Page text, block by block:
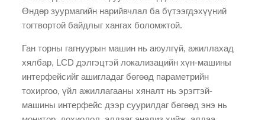
Өндөр зуурмагийн нарийвчлал ба бүтээгдэхүүний
тогтвортой байдлыг хангах боломжтой.
Ган торны гагнуурын машин нь аюулгүй, ажиллахад
хялбар, LCD дэлгэцтэй локализацийн хүн-машины
интерфейсийг ашигладаг бөгөөд параметрийн
тохиргоо, үйл ажиллагааны хяналт нь эрэгтэй-
машины интерфейс дээр суурилдаг бөгөөд энэ нь